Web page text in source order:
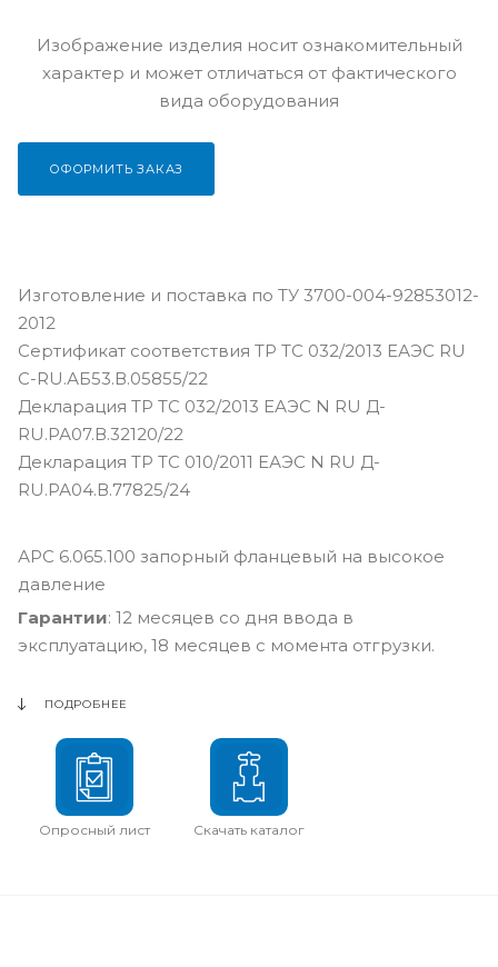
Изготовление и поставка по ТУ 3700-004-92853012-
2012
Сертификат соответствия ТР ТС 032/2013 ЕАЭС RU
С-RU.АБ53.В.05855/22
Декларация ТР ТС 032/2013 ЕАЭС N RU Д-
RU.РА07.В.32120/22
Декларация ТР ТС 010/2011 ЕАЭС N RU Д-
RU.РА04.В.77825/24
АРС 6.065.100 запорный фланцевый на высокое
давление
Гарантии: 12 месяцев со дня ввода в
эксплуатацию, 18 месяцев с момента отгрузки.
ПОДРОБНЕЕ
Опросный лист Скачать каталог
Изображение изделия носит ознакомительный
характер и может отличаться от фактического
вида оборудования
ОФОРМИТЬ ЗАКАЗ